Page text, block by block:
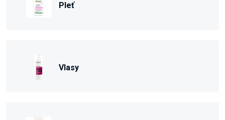
Pleť
Vlasy